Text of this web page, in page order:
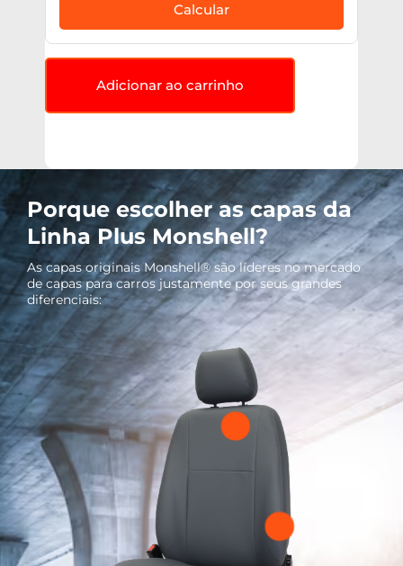
Calcular
Adicionar ao carrinho
Porque escolher as capas da
Linha Plus Monshell?
As capas originais Monshell® são líderes no mercado
de capas para carros justamente por seus grandes
diferenciais: